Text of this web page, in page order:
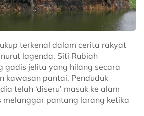
terkenal dalam cerita rakyat
lagenda, Siti Rubiah
gadis jelita yang hilang secara
kawasan pantai. Penduduk
telah ‘diseru’ masuk ke alam
melanggar pantang larang ketika